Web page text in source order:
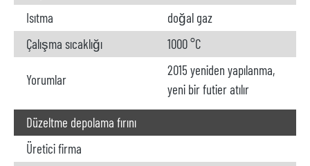
Isıtma
doğal gaz
Çalışma sıcaklığı
1000 °C
Yorumlar
2015 yeniden yapılanma,
yeni bir futier atılır
Düzeltme depolama fırını
Üretici firma